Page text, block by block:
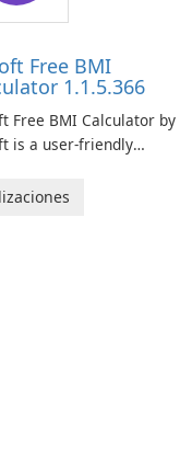
Free BMI
1.1.5.366
Free BMI Calculator by
is a user-friendly
to help you